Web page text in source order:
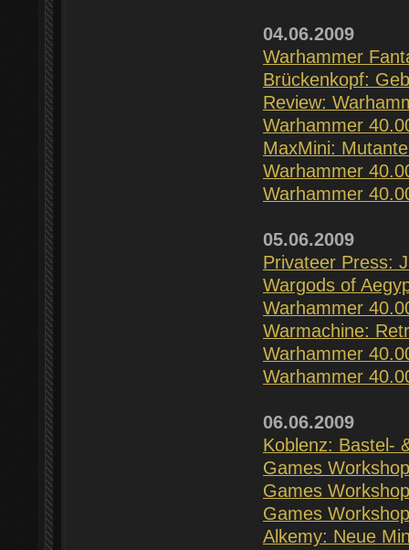
04.06.2009
Warhammer
Brückenkopf:
Review:
Warhammer
MaxMini:
Warhammer
Warhammer
05.06.2009
Privateer Press:
Wargods of
Warhammer
Warmachine:
Warhammer
Warhammer
06.06.2009
Koblenz: Bastel-
Games
Games
Games
Alkemy: Neue